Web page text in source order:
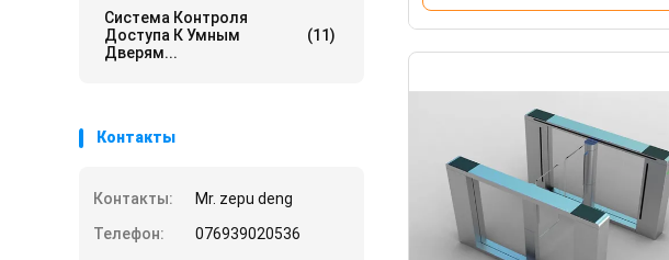
Система Контроля
Доступа К Умным
Дверям...
(11)
Контакты
Контакты:
Mr. zepu deng
Телефон:
076939020536